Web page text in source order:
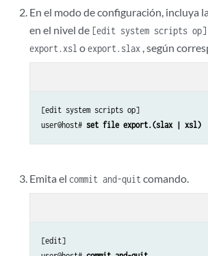
          </file-contents>
        </file-put>
      </xsl:variable>
          <xnm:error>
<message>missing mandatory
<xsl:variable name="username"
<xsl:variable name="pw"
<xsl:variable name="connect"
            <xsl:when test="$connect">
var $rpc = <get-software-
          var $result = jcs:invoke($rpc);
          var $fileput = {
                    <permission>'0644';
                    <delete-if-exist>;
                    <file-contents>$result;
          }
<message> "missing
               }
En el modo de configuración, incluya la
en el nivel de [edit system scripts op]
export.xsl oexport.slax , según
[edit system scripts op]
user@host# set file export.(slax | xsl)
Emita el commit and-quitcomando.
[edit]